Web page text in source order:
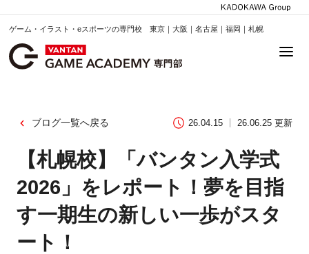
ゲーム・イラスト・eスポーツの専門校 東京｜大阪｜名古屋｜福岡｜札幌
ブログ一覧へ戻る 26.04.15 26.06.25 更新
【札幌校】「バンタン入学式
2026」をレポート！夢を目指
す一期生の新しい一歩がスタ
ート！